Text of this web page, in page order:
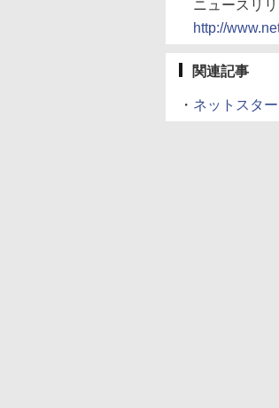
ニュースリリ
http://
関連記事
・ ネットスタ